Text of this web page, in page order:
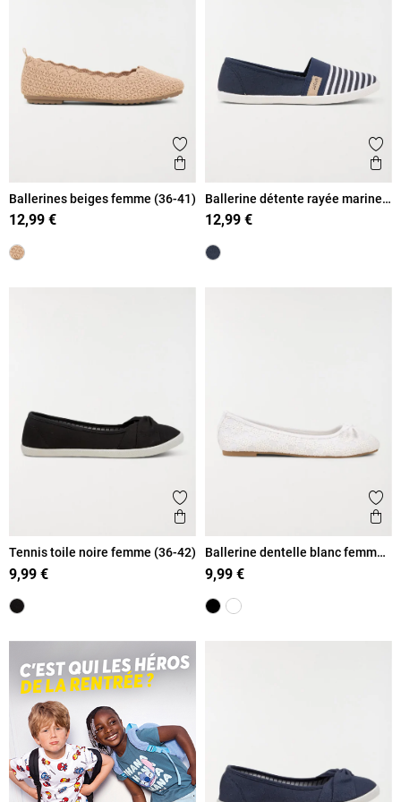
Ajouter aux favoris
Aperçu rapide
Ballerines beiges femme (36-41)
12,99 €
Ballerine détente rayée marine
(36-41)
12,99 €
Ajouter aux favoris
Aperçu rapide
Tennis toile noire femme (36-42)
9,99 €
Ballerine dentelle blanc femme
(36-41)
9,99 €